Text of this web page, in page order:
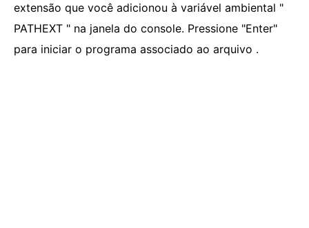
extensão que você adicionou à variável ambiental "
PATHEXT " na janela do console. Pressione "Enter"
para iniciar o programa associado ao arquivo .